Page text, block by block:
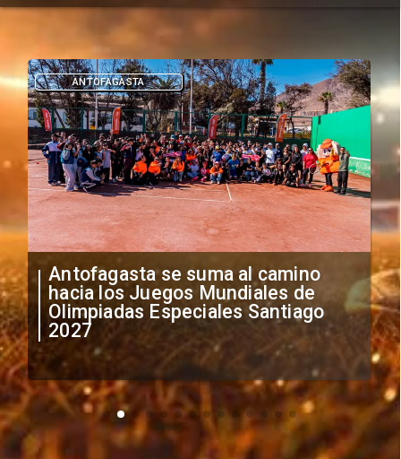
"Falta de profesionalismo": Sifup
anuncia medidas por situación
irregular de futbolistas
extranjeros
DEPORTES